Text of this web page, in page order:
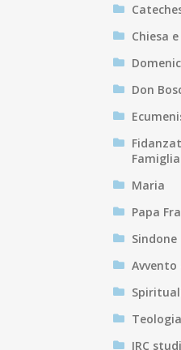
Chiesa
Don
Famiglia
Maria
Papa
Sindone
Teologia
IRC